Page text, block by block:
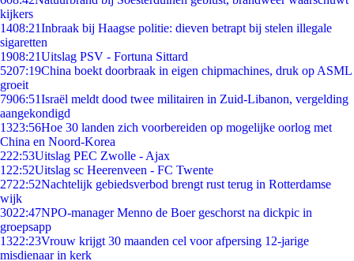
kijkers
1408:21Inbraak bij Haagse politie: dieven betrapt bij stelen illegale
sigaretten
1908:21Uitslag PSV - Fortuna Sittard
5207:19China boekt doorbraak in eigen chipmachines, druk op ASML
groeit
7906:51Israël meldt dood twee militairen in Zuid-Libanon, vergelding
aangekondigd
1323:56Hoe 30 landen zich voorbereiden op mogelijke oorlog met
China en Noord-Korea
222:53Uitslag PEC Zwolle - Ajax
1 22:52Uitslag sc Heerenveen - FC Twente
2722:52Nachtelijk gebiedsverbod brengt rust terug in Rotterdamse
wijk
3022:47NPO-manager Menno de Boer geschorst na dickpic in
groepsapp
1322:23Vrouw krijgt 30 maanden cel voor afpersing 12-jarige
misdienaar in kerk